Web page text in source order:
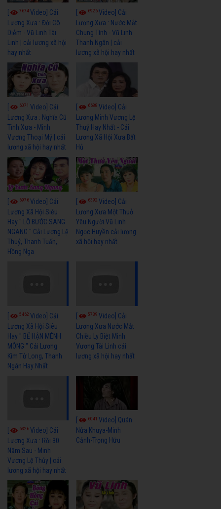
7674Video] Cải
Lương Xưa : Đời Cô
Diễm - Vũ Linh Tài
Linh | cải lương xã hội
hay nhất
6926Video] Cải
Lương Xưa : Nước Mắt
Chung Tình - Vũ Linh
Thanh Ngân | cải
lương xã hội hay nhất
6071 Video] Cải
Lương Xưa : Nghĩa Cũ
Tình Xưa - Minh
Vương Thoại Mỹ | cải
lương xã hội hay nhất
6688Video] Cải
Lương Minh Vương Lệ
Thuỷ Hay Nhất - Cải
Lương Xã Hội Xưa Bất
Hủ
[ 6976Video] Cải
Lương Xã Hội Siêu
Hay " LỠ BƯỚC SANG
NGANG " Cải Lương Lệ
Thuỷ, Thanh Tuấn,
Hồng Nga
[ 6392Video] Cải
Lương Xưa Một Thuở
Yêu Người Vũ Linh
Ngọc Huyền cải lương
xã hội hay nhất
[ 5462 Video] Cải
Lương Xã Hội Siêu
Hay " BỂ HẬN MÊNH
MÔNG " Cải Lương
Kim Tử Long, Thanh
Ngân Hay Nhất
[ 5739Video] Cải
Lương Xưa Nước Mắt
Chiều Ly Biệt Minh
Vương Tài Linh cải
lương xã hội hay nhất
[ 6326Video] Cải
Lương Xưa : Rồi 30
Năm Sau - Minh
Vương Lệ Thủy | cải
lương xã hội hay nhất
6041Video] Quán
Nửa Khuya-Minh
Cảnh-Trọng Hữu